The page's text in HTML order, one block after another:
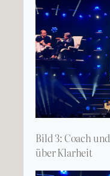
Bild 3: Coach
über Klarheit